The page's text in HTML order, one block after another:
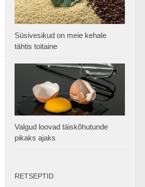
Süsivesikud on meie kehale
tähtis toitaine
Valgud loovad täiskõhutunde
pikaks ajaks
RETSEPTID